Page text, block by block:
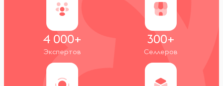
4 000+
Экспертов
300+
Селлеров